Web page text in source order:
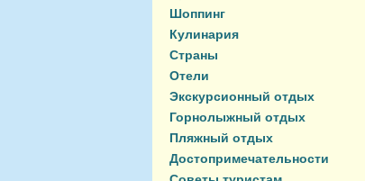
Шоппинг
Кулинария
Страны
Отели
Экскурсионный отдых
Горнолыжный отдых
Пляжный отдых
Достопримечательности